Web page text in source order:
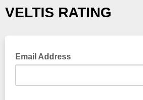
VELTIS RATING
Email Address